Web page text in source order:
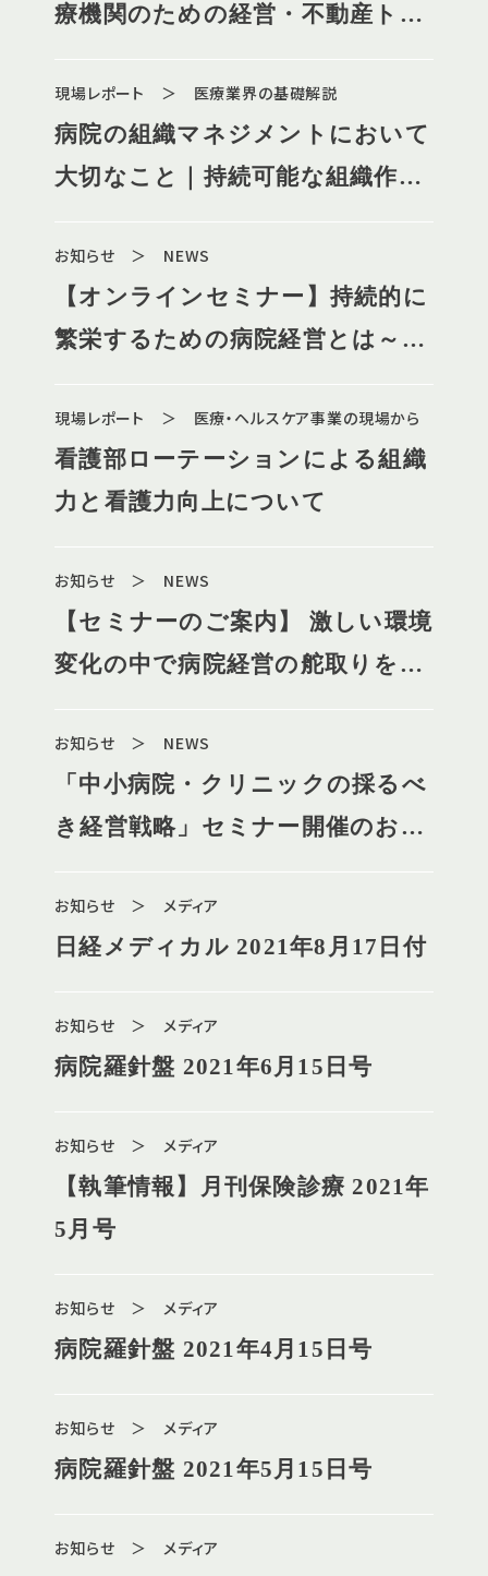
療機関のための経営・不動産トー
現場レポート ＞ 医療業界の基礎解説
病院の組織マネジメントにおいて
大切なこと｜持続可能な組織作り
お知らせ ＞ NEWS
【オンラインセミナー】持続的に
繁栄するための病院経営とは～コ
現場レポート ＞ 医療・ヘルスケア事業の現場から
看護部ローテーションによる組織
力と看護力向上について
お知らせ ＞ NEWS
【セミナーのご案内】 激しい環境
変化の中で病院経営の舵取りをす
お知らせ ＞ NEWS
「中小病院・クリニックの採るべ
き経営戦略」セミナー開催のお知
お知らせ ＞ メディア
日経メディカル 2021年8月17日付
お知らせ ＞ メディア
病院羅針盤 2021年6月15日号
お知らせ ＞ メディア
【執筆情報】月刊保険診療 2021年
5月号
お知らせ ＞ メディア
病院羅針盤 2021年4月15日号
お知らせ ＞ メディア
病院羅針盤 2021年5月15日号
お知らせ ＞ メディア